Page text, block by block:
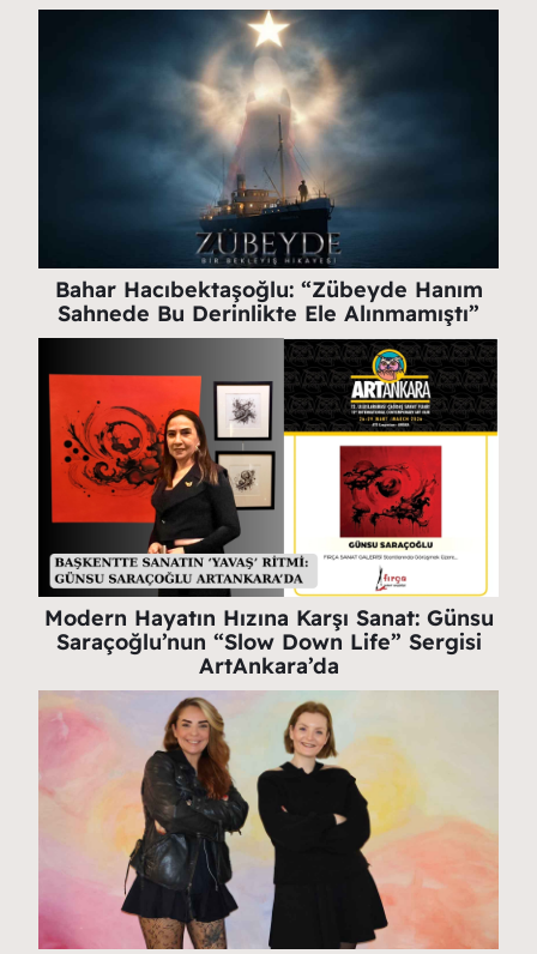
Bahar Hacıbektaşoğlu: “Zübeyde Hanım
Sahnede Bu Derinlikte Ele Alınmamıştı”
Modern Hayatın Hızına Karşı Sanat: Günsu
Saraçoğlu’nun “Slow Down Life” Sergisi
ArtAnkara’da